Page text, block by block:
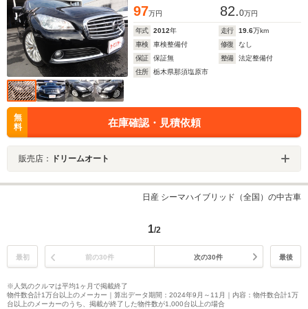
97万円 82.0万円
年式 2012年 走行 19.6万km
車検
車検整備付 修復
なし
保証
保証無 整備
法定整備付
住所
栃木県那須塩原市
無
料
在庫確認・見積依頼
販売店： ドリームオート
日産 シーマハイブリッド（全国）の中古車
1/2
最初 前の30件 次の30件 最後
※人気のクルマは平均1ヶ月で掲載終了
物件数合計1万台以上のメーカー｜算出データ期間：2024年9月～11月｜内容：物件数合計1万
台以上のメーカーのうち、掲載が終了した物件数が1,000台以上の場合